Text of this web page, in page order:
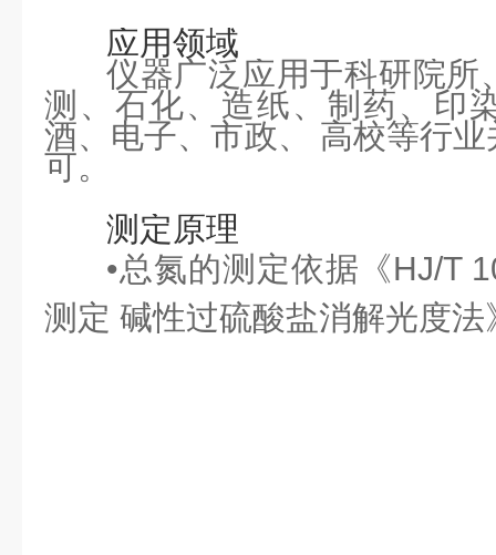
应用领域
仪器广泛应用于科研院所
测、石化、造纸、制药、印
酒、电子、市政、
高校等行
可。
测定原理
•总氮的测定依据《HJ/T
测定 碱性过硫酸盐消解光度法